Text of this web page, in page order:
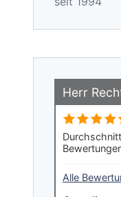
Herr
Alle